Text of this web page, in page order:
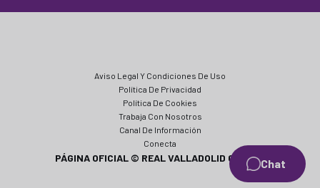
Chat
Aviso Legal Y Condiciones De Uso
Política De Privacidad
Política De Cookies
Trabaja Con Nosotros
Canal De Información
Conecta
PÁGINA OFICIAL © REAL VALLADOLID CF 2024